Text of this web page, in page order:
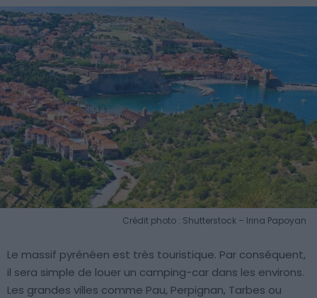
Crédit photo : Shutterstock – Irina Papoyan
Le massif pyrénéen est très touristique. Par conséquent,
il sera simple de louer un camping-car dans les environs.
Les grandes villes comme Pau, Perpignan, Tarbes ou